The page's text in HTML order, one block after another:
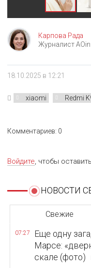
Карпова Рада
Журналист
18.10.2025 в 12:21
xiaomi Redmi
Комментариев: 0
Войдите, чтобы
НОВОСТИ
Свежие
07:27
Еще одну
Марсе:
скале (фото)